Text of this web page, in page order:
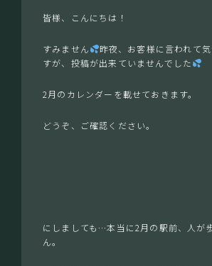
皆様、こんにちは！
すみません
昨夜、お客様に言われて
すが、投稿が出来ていませんでした
2月のカレンダーを載せておきます。
どうぞ、ご確認ください。
にしましても…本当に2月の駅前、人が
ん。